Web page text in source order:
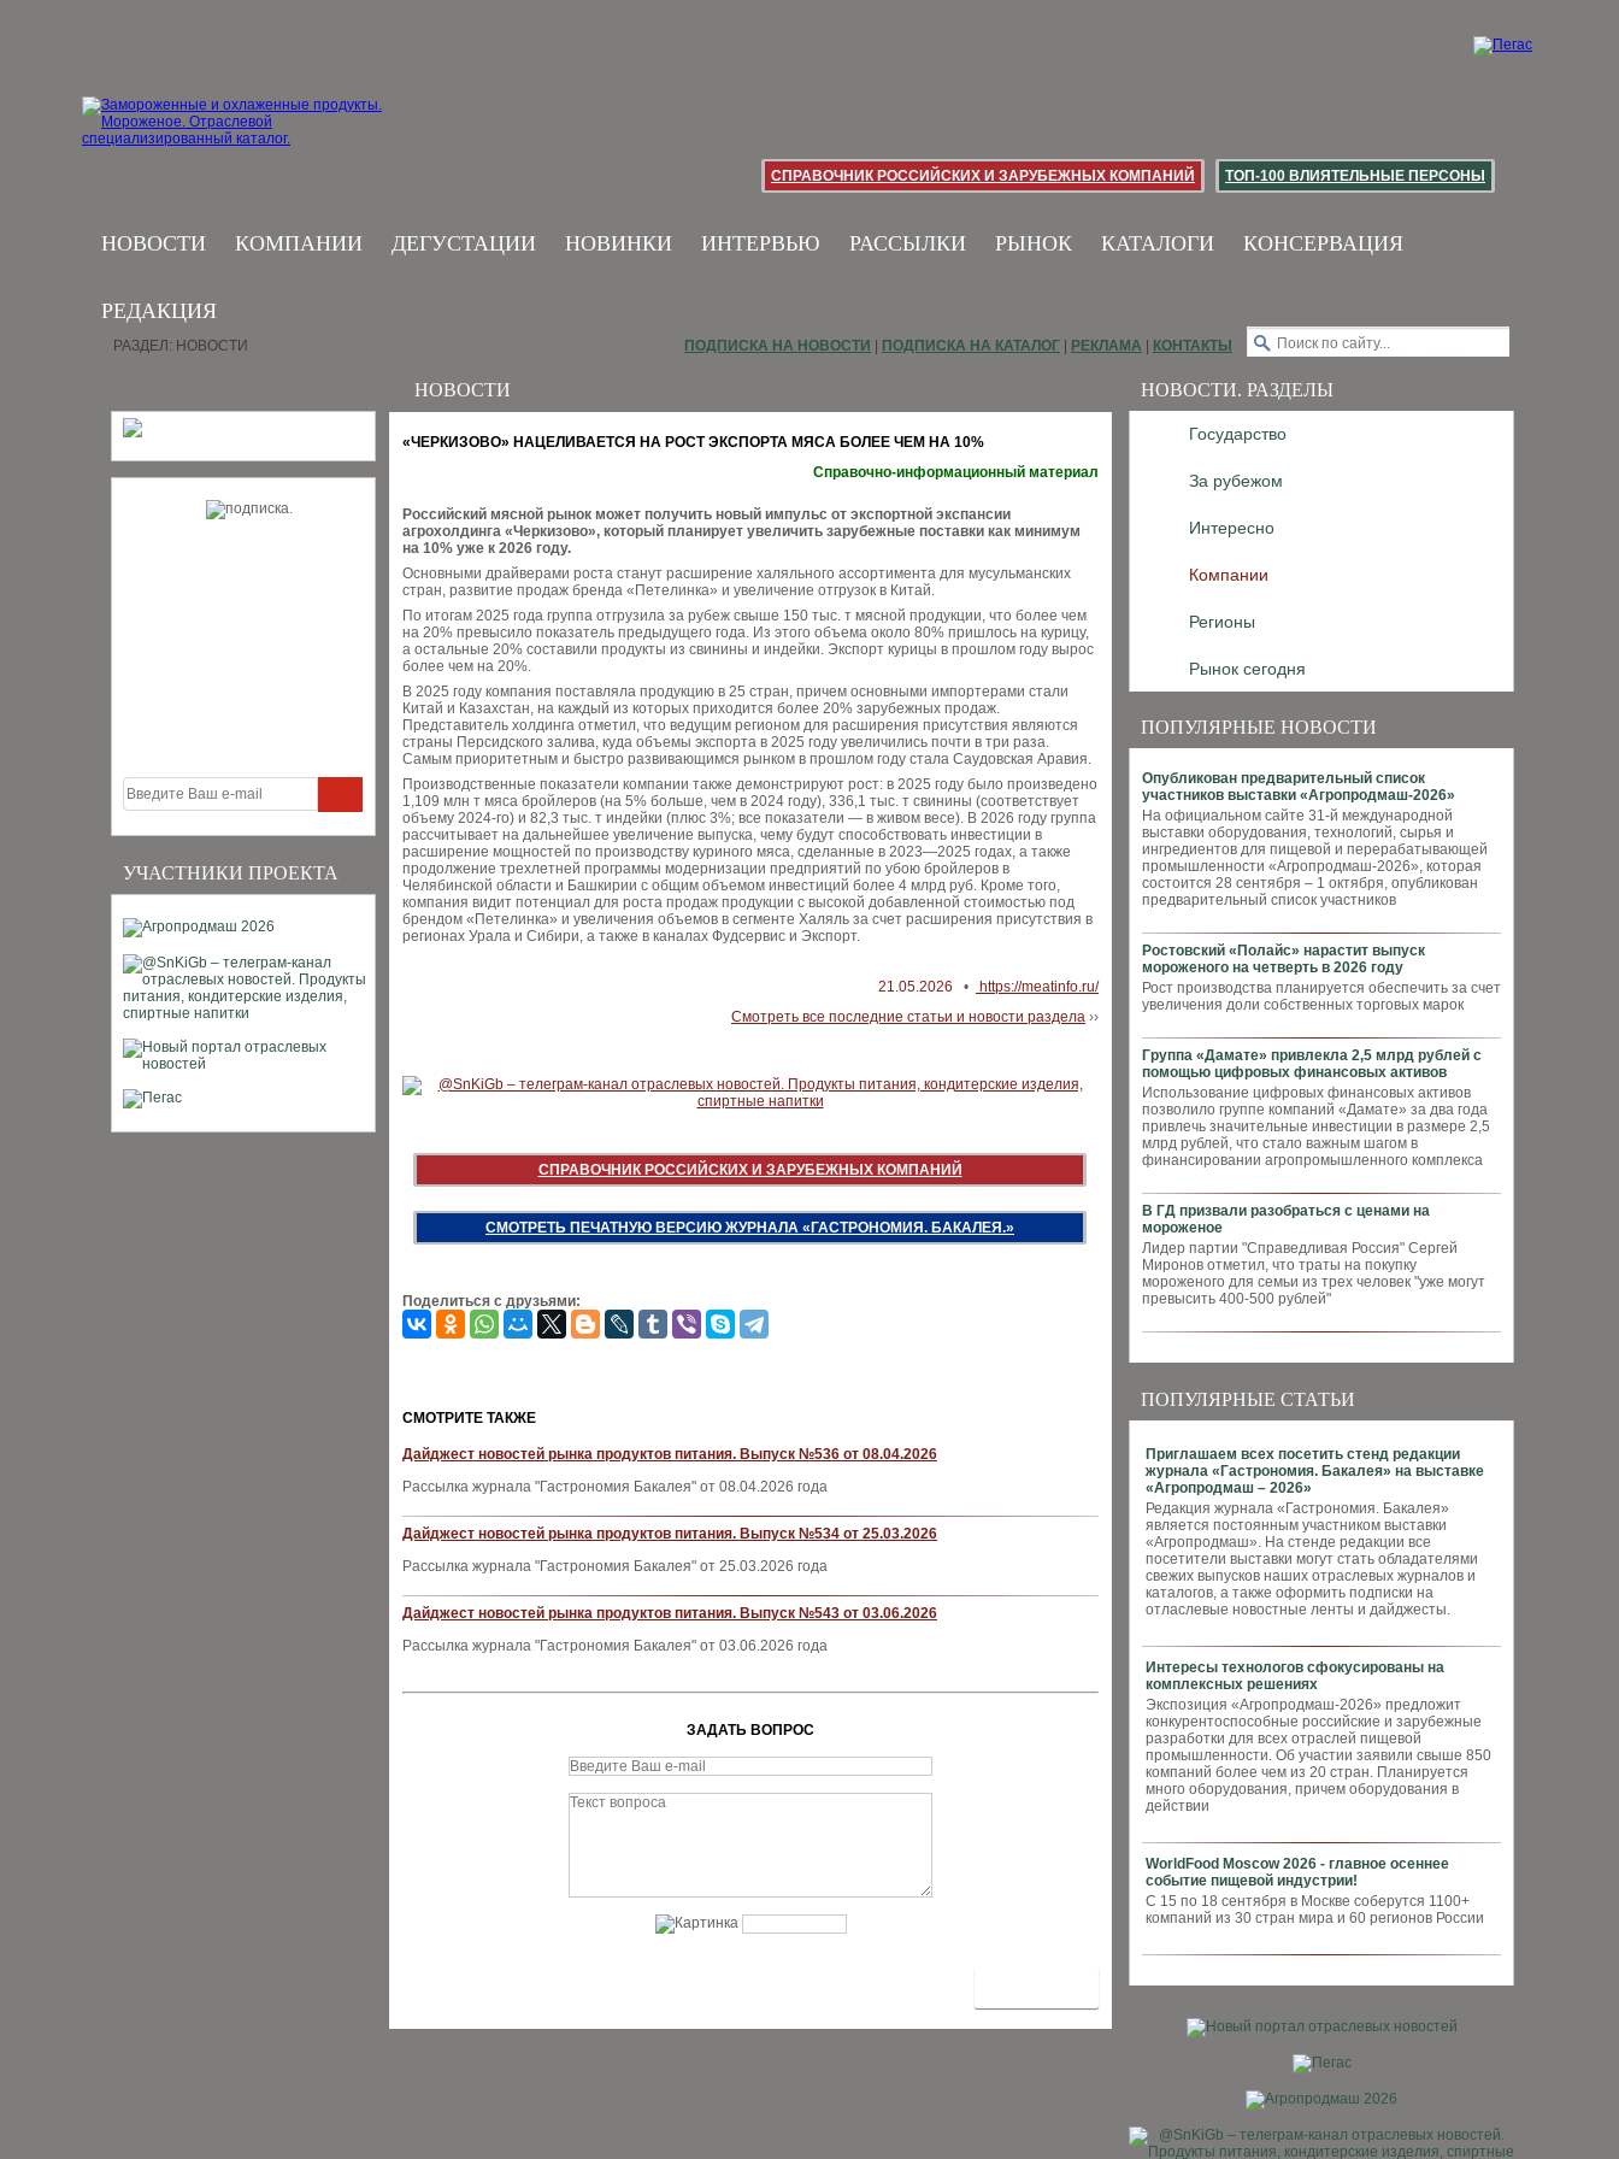
СПРАВОЧНИК РОССИЙСКИХ И ЗАРУБЕЖНЫХ КОМПАНИЙ ТОП-100 ВЛИЯТЕЛЬНЫЕ ПЕРСОНЫ
НОВОСТИ КОМПАНИИ ДЕГУСТАЦИИ НОВИНКИ ИНТЕРВЬЮ РАССЫЛКИ РЫНОК КАТАЛОГИ КОНСЕРВАЦИЯ
РЕДАКЦИЯ
УЧАСТНИКИ ПРОЕКТА
НОВОСТИ. РАЗДЕЛЫ
Государство
За рубежом
Интересно
Компании
Регионы
Рынок сегодня
ПОПУЛЯРНЫЕ НОВОСТИ
Опубликован предварительный список
участников выставки «Агропродмаш-2026»
На официальном сайте 31-й международной
выставки оборудования, технологий, сырья и
ингредиентов для пищевой и перерабатывающей
промышленности «Агропродмаш-2026», которая
состоится 28 сентября – 1 октября, опубликован
предварительный список участников
Ростовский «Полайс» нарастит выпуск
мороженого на четверть в 2026 году
Рост производства планируется обеспечить за счет
увеличения доли собственных торговых марок
Группа «Дамате» привлекла 2,5 млрд рублей с
помощью цифровых финансовых активов
Использование цифровых финансовых активов
позволило группе компаний «Дамате» за два года
привлечь значительные инвестиции в размере 2,5
млрд рублей, что стало важным шагом в
финансировании агропромышленного комплекса
В ГД призвали разобраться с ценами на
мороженое
Лидер партии "Справедливая Россия" Сергей
Миронов отметил, что траты на покупку
мороженого для семьи из трех человек "уже могут
превысить 400-500 рублей"
ПОПУЛЯРНЫЕ СТАТЬИ
Приглашаем всех посетить стенд редакции
журнала «Гастрономия. Бакалея» на выставке
«Агропродмаш – 2026»
Редакция журнала «Гастрономия. Бакалея»
является постоянным участником выставки
«Агропродмаш». На стенде редакции все
посетители выставки могут стать обладателями
свежих выпусков наших отраслевых журналов и
каталогов, а также оформить подписки на
отласлевые новостные ленты и дайджесты.
Интересы технологов сфокусированы на
комплексных решениях
Экспозиция «Агропродмаш-2026» предложит
конкурентоспособные российские и зарубежные
разработки для всех отраслей пищевой
промышленности. Об участии заявили свыше 850
компаний более чем из 20 стран. Планируется
много оборудования, причем оборудования в
действии
WorldFood Moscow 2026 - главное осеннее
событие пищевой индустрии!
С 15 по 18 сентября в Москве соберутся 1100+
компаний из 30 стран мира и 60 регионов России
РАЗДЕЛ: НОВОСТИ ПОДПИСКА НА НОВОСТИ ПОДПИСКА НА КАТАЛОГ РЕКЛАМА КОНТАКТЫ
НОВОСТИ
«ЧЕРКИЗОВО» НАЦЕЛИВАЕТСЯ НА РОСТ ЭКСПОРТА МЯСА БОЛЕЕ ЧЕМ НА 10%
Справочно-информационный материал
Российский мясной рынок может получить новый импульс от экспортной экспансии
агрохолдинга «Черкизово», который планирует увеличить зарубежные поставки как минимум
на 10% уже к 2026 году.
Основными драйверами роста станут расширение халяльного ассортимента для мусульманских
стран, развитие продаж бренда «Петелинка» и увеличение отгрузок в Китай.
По итогам 2025 года группа отгрузила за рубеж свыше 150 тыс. т мясной продукции, что более чем
на 20% превысило показатель предыдущего года. Из этого объема около 80% пришлось на курицу,
а остальные 20% составили продукты из свинины и индейки. Экспорт курицы в прошлом году вырос
более чем на 20%.
В 2025 году компания поставляла продукцию в 25 стран, причем основными импортерами стали
Китай и Казахстан, на каждый из которых приходится более 20% зарубежных продаж.
Представитель холдинга отметил, что ведущим регионом для расширения присутствия являются
страны Персидского залива, куда объемы экспорта в 2025 году увеличились почти в три раза.
Самым приоритетным и быстро развивающимся рынком в прошлом году стала Саудовская Аравия.
Производственные показатели компании также демонстрируют рост: в 2025 году было произведено
1,109 млн т мяса бройлеров (на 5% больше, чем в 2024 году), 336,1 тыс. т свинины (соответствует
объему 2024-го) и 82,3 тыс. т индейки (плюс 3%; все показатели — в живом весе). В 2026 году группа
рассчитывает на дальнейшее увеличение выпуска, чему будут способствовать инвестиции в
расширение мощностей по производству куриного мяса, сделанные в 2023—2025 годах, а также
продолжение трехлетней программы модернизации предприятий по убою бройлеров в
Челябинской области и Башкирии с общим объемом инвестиций более 4 млрд руб. Кроме того,
компания видит потенциал для роста продаж продукции с высокой добавленной стоимостью под
брендом «Петелинка» и увеличения объемов в сегменте Халяль за счет расширения присутствия в
регионах Урала и Сибири, а также в каналах Фудсервис и Экспорт.
21.05.2026 •
https://meatinfo.ru/
Смотреть все последние статьи и новости раздела ››
СПРАВОЧНИК РОССИЙСКИХ И ЗАРУБЕЖНЫХ КОМПАНИЙ
СМОТРЕТЬ ПЕЧАТНУЮ ВЕРСИЮ ЖУРНАЛА «ГАСТРОНОМИЯ. БАКАЛЕЯ.»
Поделиться с друзьями:
CМОТРИТЕ ТАКЖЕ
Дайджест новостей рынка продуктов питания. Выпуск №536 от 08.04.2026
Рассылка журнала "Гастрономия Бакалея" от 08.04.2026 года
Дайджест новостей рынка продуктов питания. Выпуск №534 от 25.03.2026
Рассылка журнала "Гастрономия Бакалея" от 25.03.2026 года
Дайджест новостей рынка продуктов питания. Выпуск №543 от 03.06.2026
Рассылка журнала "Гастрономия Бакалея" от 03.06.2026 года
ЗАДАТЬ ВОПРОС